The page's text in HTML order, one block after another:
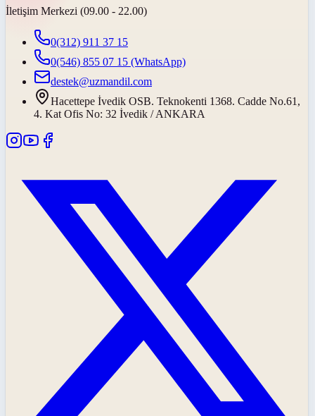
İletişim Merkezi (09.00 - 22.00)
0(312) 911 37 15
0(546) 855 07 15 (WhatsApp)
destek@uzmandil.com
Hacettepe İvedik OSB. Teknokenti 1368. Cadde No.61,
4. Kat Ofis No: 32 İvedik / ANKARA